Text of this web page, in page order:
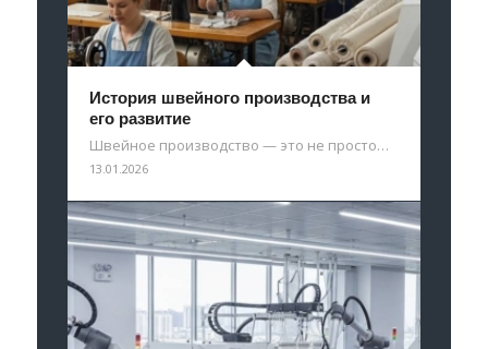
История швейного производства и
его развитие
Швейное производство — это не просто…
13.01.2026